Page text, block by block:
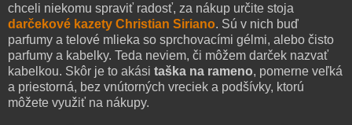
chceli niekomu spraviť radosť, za nákup určite stoja
darčekové kazety Christian Siriano. Sú v nich buď
parfumy a telové mlieka so sprchovacími gélmi, alebo čisto
parfumy a kabelky. Teda neviem, či môžem darček nazvať
kabelkou. Skôr je to akási taška na rameno, pomerne veľká
a priestorná, bez vnútorných vreciek a podšívky, ktorú
môžete využiť na nákupy.